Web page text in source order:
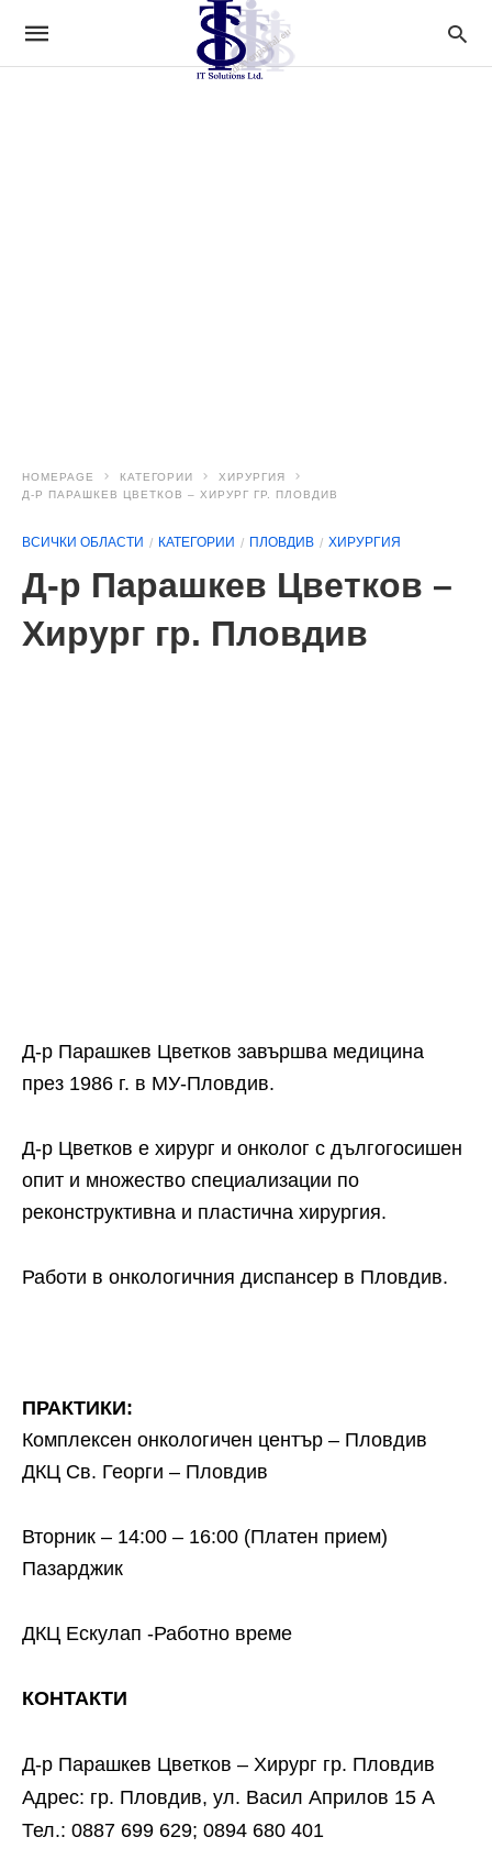
HOMEPAGE КАТЕГОРИИ
ХИРУРГИЯ
Д-Р ПАРАШКЕВ ЦВЕТКОВ – ХИРУРГ ГР. ПЛОВДИВ
ВСИЧКИ ОБЛАСТИ КАТЕГОРИИ ПЛОВДИВ ХИРУРГИЯ
Д-р Парашкев Цветков –
Хирург гр. Пловдив
Д-р Парашкев Цветков завършва медицина
през 1986 г. в МУ-Пловдив.
Д-р Цветков е хирург и онколог с дългогосишен
опит и множество специализации по
реконструктивна и пластична хирургия.
Работи в онкологичния диспансер в Пловдив.
ПРАКТИКИ:
Комплексен онкологичен център – Пловдив
ДКЦ Св. Георги – Пловдив
Вторник – 14:00 – 16:00 (Платен прием)
Пазарджик
ДКЦ Ескулап -Работно време
КОНТАКТИ
Д-р Парашкев Цветков – Хирург гр. Пловдив
Адрес: гр. Пловдив, ул. Васил Априлов 15 А
Тел.: 0887 699 629; 0894 680 401